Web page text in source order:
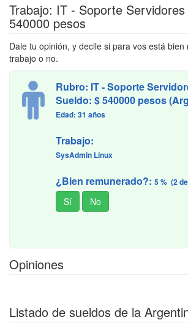
Trabajo: IT - Soporte
540000 pesos
Dale tu opinión, y decile si para vos está
trabajo o no.
Rubro: IT - Soporte
Sueldo: $ 540000 pesos
Edad: 31 años
Trabajo:
SysAdmin Linux
¿Bien remunerado?: 5 % (2
Opiniones
Listado de sueldos de la